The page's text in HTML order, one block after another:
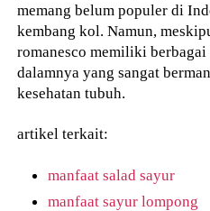
memang belum populer di
kembang kol. Namun,
romanesco memiliki
dalamnya yang sangat
kesehatan tubuh.
artikel terkait:
manfaat salad sayur
manfaat sayur lompong